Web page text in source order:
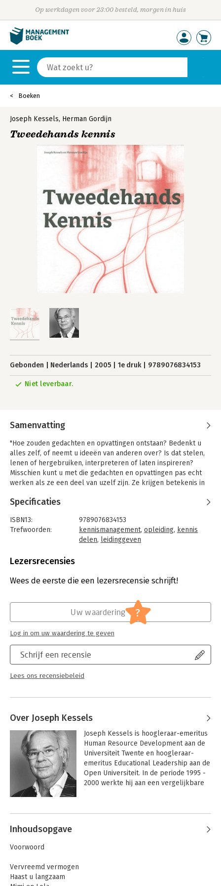
Op werkdagen voor 23:00 besteld, morgen in huis
Boeken
Joseph Kessels, Herman Gordijn
Tweedehands kennis
Gebonden Nederlands 2005 1e druk 9789076834153
Niet leverbaar.
Samenvatting
"Hoe zouden gedachten en opvattingen ontstaan? Bedenkt u
alles zelf, of neemt u ideeën van anderen over? Is dat stelen,
lenen of hergebruiken, interpreteren of laten inspireren?
Misschien kunt u met die gedachten en opvattingen pas echt
werken als ze een deel van uzelf zijn. Ze krijgen betekenis in
gereedschap om een lastig vraagstuk aan te pakken. De
beter begrijpen van mijn eigen gedachten en opvattingen over
leren en kennis ontwikkelen, opleiden en leidinggeven en het
werken in een kennismaatschappij. De dagelijkse voorvallen
voor een zelfonderzoek. Veel thema's hebben inmiddels een
onderzoek. En het schrijven zelf, ook onder tijdsdruk, gaf
Joseph Kessels
Specificaties
ISBN13:
9789076834153
Trefwoorden:
kennismanagement, opleiding, kennis
delen, leidinggeven
Bindwijze:
Uitgever:
Performa
Lezersrecensies
Wees de eerste die een lezersrecensie schrijft!
Schrijf een recensie
Lees ons recensiebeleid
Uw waardering ?
Log in om uw waardering te geven
Over Joseph Kessels
Joseph Kessels is hoogleraar-emeritus
Human Resource Development aan de
Universiteit Twente en hoogleraar-
emeritus Educational Leadership aan de
Open Universiteit. In de periode 1995 -
2000 werkte hij aan een vergelijkbare
van Dean van TSM Business School. In
een onderzoek naar het ontwerpen van
Andere boeken door Joseph Kessels
Inhoudsopgave
Voorwoord
Vervreemd vermogen
Haast u langzaam